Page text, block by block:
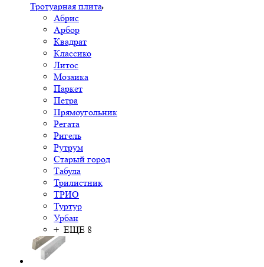
Тротуарная плита
Абрис
Арбор
Квадрат
Классико
Литос
Мозаика
Паркет
Петра
Прямоугольник
Регата
Ригель
Рутрум
Старый город
Табула
Трилистник
ТРИО
Туртур
Урбан
+ ЕЩЕ 8